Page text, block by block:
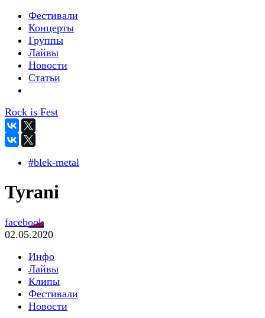
Фестивали
Концерты
Группы
Лайвы
Новости
Статьи
Rock is Fest
#blek-metal
Tyrani
facebook
02.05.2020
Инфо
Лайвы
Клипы
Фестивали
Новости